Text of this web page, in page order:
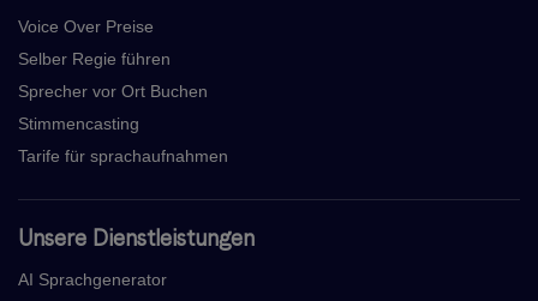
Voice Over Preise
Selber Regie führen
Sprecher vor Ort Buchen
Stimmencasting
Tarife für sprachaufnahmen
Unsere Dienstleistungen
AI Sprachgenerator